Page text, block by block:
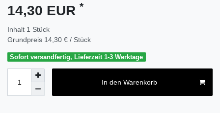
14,30 EUR *
Inhalt 1 Stück
Grundpreis 14,30 € / Stück
Sofort versandfertig, Lieferzeit 1-3 Werktage
In den Warenkorb